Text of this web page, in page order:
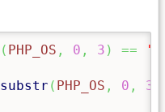
( PHP_OS , 0 , 3 ) ==
substr ( PHP_OS , 0 , 3